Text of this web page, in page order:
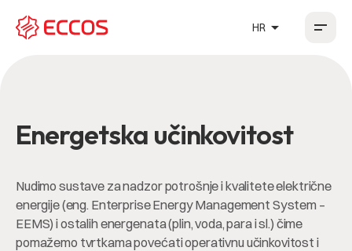
HR arrow_drop_up
Energetska učinkovitost
Nudimo sustave za nadzor potrošnje i kvalitete električne
energije (eng. Enterprise Energy Management System –
EEMS) i ostalih energenata (plin, voda, para i sl.) čime
pomažemo tvrtkama povećati operativnu učinkovitost i